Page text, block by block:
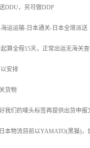
DDU，另可做DDP
运运输-日本通关-日本全境派送
算全程15天，正常出运无海关查
安排
货物
我们的唛头标签再提供出货申报
本物流目前以YAMATO(黑猫)